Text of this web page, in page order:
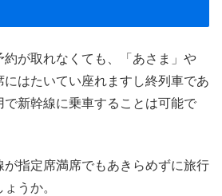
が取れなくても、「あさま」や
にはたいてい座れますし終列車であ
で新幹線に乗車することは可能で
指定席満席でもあきらめずに旅行
うか。